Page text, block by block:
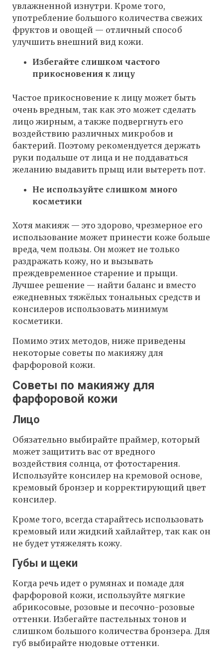
увлажненной изнутри. Кроме того,
употребление большого количества свежих
фруктов и овощей — отличный способ
улучшить внешний вид кожи.
Избегайте слишком частого
прикосновения к лицу
Частое прикосновение к лицу может быть
очень вредным, так как это может сделать
лицо жирным, а также подвергнуть его
воздействию различных микробов и
бактерий. Поэтому рекомендуется держать
руки подальше от лица и не поддаваться
желанию выдавить прыщ или вытереть пот.
Не используйте слишком много
косметики
Хотя макияж — это здорово, чрезмерное его
использование может принести коже больше
вреда, чем пользы. Он может не только
раздражать кожу, но и вызывать
преждевременное старение и прыщи.
Лучшее решение — найти баланс и вместо
ежедневных тяжёлых тональных средств и
консилеров использовать минимум
косметики.
Помимо этих методов, ниже приведены
некоторые советы по макияжу для
фарфоровой кожи.
Советы по макияжу для
фарфоровой кожи
Лицо
Обязательно выбирайте праймер, который
может защитить вас от вредного
воздействия солнца, от фотостарения.
Используйте консилер на кремовой основе,
кремовый бронзер и корректирующий цвет
консилер.
Кроме того, всегда старайтесь использовать
кремовый или жидкий хайлайтер, так как он
не будет утяжелять кожу.
Губы и щеки
Когда речь идет о румянах и помаде для
фарфоровой кожи, используйте мягкие
абрикосовые, розовые и песочно-розовые
оттенки. Избегайте пастельных тонов и
слишком большого количества бронзера. Для
губ выбирайте нюдовые оттенки.